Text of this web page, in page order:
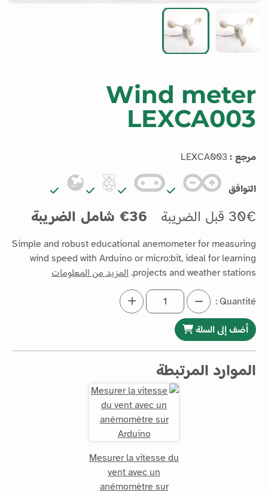
Wind meter
LEXCA003
مرجع :
التوافق
30€ قبل الضريبة 36€ شامل الضريبة
Simple and robust educational anemometer for measuring
wind speed with Arduino or micro:bit, ideal for learning
projects and weather stations. المزيد من المعلومات
Quantité :
أضف إلى السلة
الموارد المرتبطة
Mesurer la vitesse du
vent avec un
anémomètre sur